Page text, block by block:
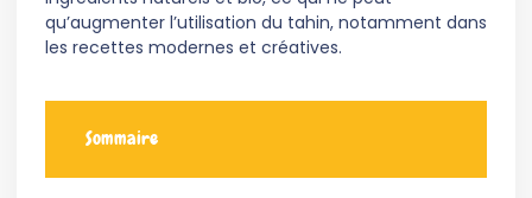
qu’augmenter l’utilisation du tahin, notamment dans
les recettes modernes et créatives.
Sommaire